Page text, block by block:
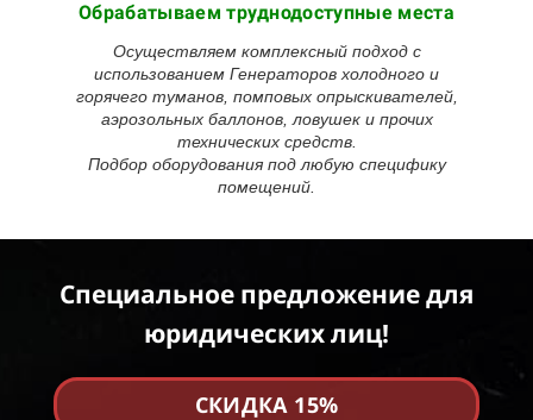
Обрабатываем труднодоступные места
Осуществляем комплексный подход с
использованием Генераторов холодного и
горячего туманов, помповых опрыскивателей,
аэрозольных баллонов, ловушек и прочих
технических средств.
Подбор оборудования под любую специфику
помещений.
Специальное предложение для
юридических лиц!
СКИДКА 15%